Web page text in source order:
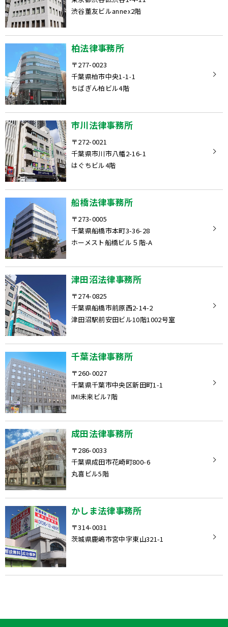
渋谷董友ビルannex2階
柏法律事務所
〒277-0023
千葉県柏市中央1-1-1
ちばぎん柏ビル4階
市川法律事務所
〒272-0021
千葉県市川市八幡2-16-1
はぐちビル4階
船橋法律事務所
〒273-0005
千葉県船橋市本町3-36-28
ホーメスト船橋ビル５階-A
津田沼法律事務所
〒274-0825
千葉県船橋市前原西2-14-2
津田沼駅前安田ビル10階1002号室
千葉法律事務所
〒260-0027
千葉県千葉市中央区新田町1-1
IMI未来ビル7階
成田法律事務所
〒286-0033
千葉県成田市花崎町800-6
丸喜ビル5階
かしま法律事務所
〒314-0031
茨城県鹿嶋市宮中字東山321-1